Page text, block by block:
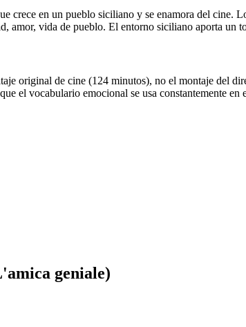
crece en un pueblo siciliano y se enamora del cine.
amor, vida de pueblo. El entorno siciliano aporta un
original de cine (124 minutos), no el montaje del
el vocabulario emocional se usa constantemente en
geniale)